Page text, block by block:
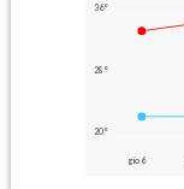
36°
28°
20°
gio 6